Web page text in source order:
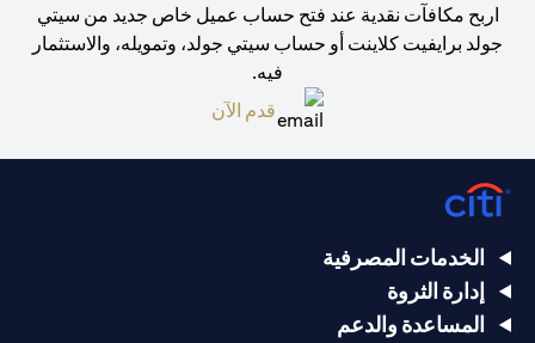
اربح مكافآت نقدية عند فتح حساب عميل خاص جديد من سيتي
جولد برايفيت كلاينت أو حساب سيتي جولد، وتمويله، والاستثمار
فيه.
قدم الآن
الخدمات المصرفية
إدارة الثروة
المساعدة والدعم